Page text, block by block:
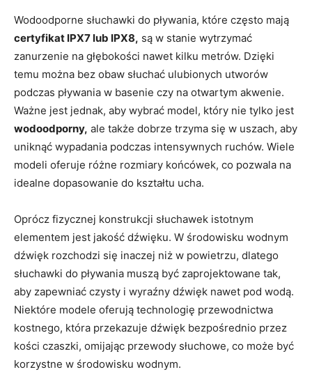
Wodoodporne słuchawki do pływania, które często mają
certyfikat IPX7 lub IPX8, są w stanie wytrzymać
zanurzenie na głębokości nawet kilku metrów. Dzięki
temu można bez obaw słuchać ulubionych utworów
podczas pływania w basenie czy na otwartym akwenie.
Ważne jest jednak, aby wybrać model, który nie tylko jest
wodoodporny, ale także dobrze trzyma się w uszach, aby
uniknąć wypadania podczas intensywnych ruchów. Wiele
modeli oferuje różne rozmiary końcówek, co pozwala na
idealne dopasowanie do kształtu ucha.
Oprócz fizycznej konstrukcji słuchawek istotnym
elementem jest jakość dźwięku. W środowisku wodnym
dźwięk rozchodzi się inaczej niż w powietrzu, dlatego
słuchawki do pływania muszą być zaprojektowane tak,
aby zapewniać czysty i wyraźny dźwięk nawet pod wodą.
Niektóre modele oferują technologię przewodnictwa
kostnego, która przekazuje dźwięk bezpośrednio przez
kości czaszki, omijając przewody słuchowe, co może być
korzystne w środowisku wodnym.